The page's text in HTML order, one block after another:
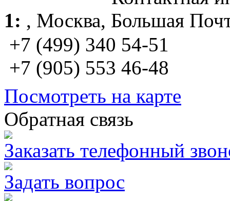
1: , Москва, Большая
+7 (499) 340 54-51
+7 (905) 553 46-48
Посмотреть на карте
Обратная связь
Заказать телефонный
Задать вопрос